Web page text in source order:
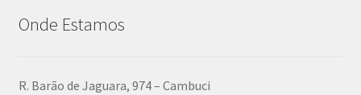
Onde Estamos
R. Barão de Jaguara, 974 – Cambuci